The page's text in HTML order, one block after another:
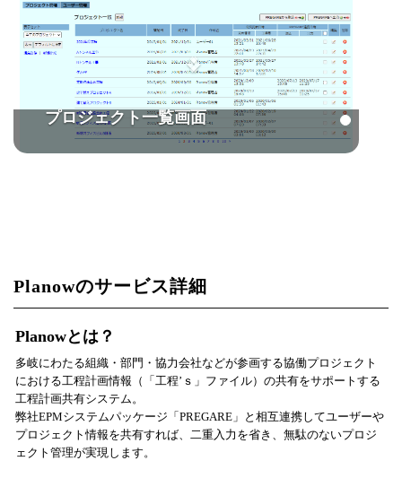
プロジェクト一覧画面
Planowのサービス詳細
Planowとは？
多岐にわたる組織・部門・協力会社などが参画する協働プロジェクト
における工程計画情報（「工程’ｓ」ファイル）の共有をサポートする
工程計画共有システム。
弊社EPMシステムパッケージ「PREGARE」と相互連携してユーザーや
プロジェクト情報を共有すれば、二重入力を省き、無駄のないプロジ
ェクト管理が実現します。